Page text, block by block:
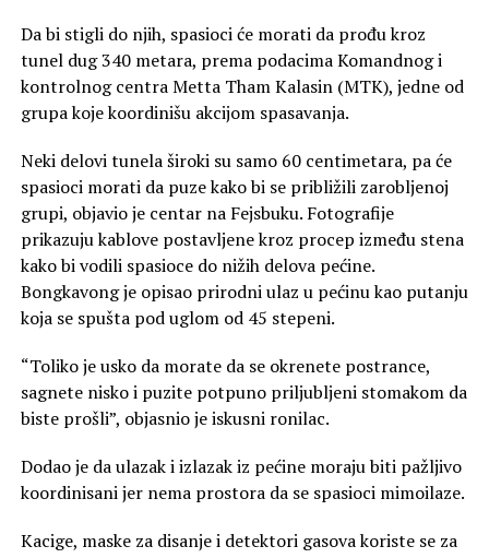
Da bi stigli do njih, spasioci će morati da prođu kroz
tunel dug 340 metara, prema podacima Komandnog i
kontrolnog centra Metta Tham Kalasin (MTK), jedne od
grupa koje koordinišu akcijom spasavanja.
Neki delovi tunela široki su samo 60 centimetara, pa će
spasioci morati da puze kako bi se približili zarobljenoj
grupi, objavio je centar na Fejsbuku. Fotografije
prikazuju kablove postavljene kroz procep između stena
kako bi vodili spasioce do nižih delova pećine.
Bongkavong je opisao prirodni ulaz u pećinu kao putanju
koja se spušta pod uglom od 45 stepeni.
“Toliko je usko da morate da se okrenete postrance,
sagnete nisko i puzite potpuno priljubljeni stomakom da
biste prošli”, objasnio je iskusni ronilac.
Dodao je da ulazak i izlazak iz pećine moraju biti pažljivo
koordinisani jer nema prostora da se spasioci mimoilaze.
Kacige, maske za disanje i detektori gasova koriste se za